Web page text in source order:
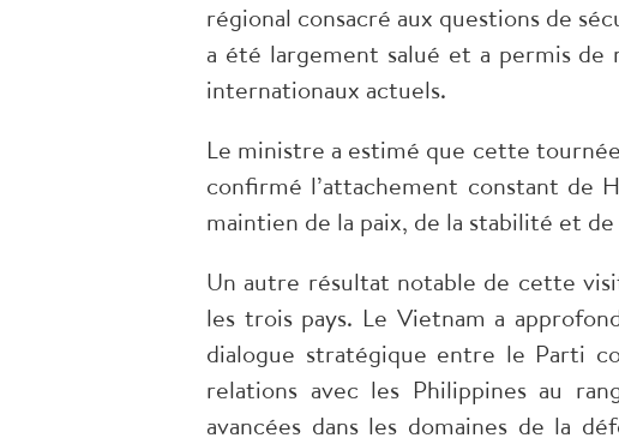
régional consacré aux questions de
a été largement salué et a permis
internationaux actuels.
Le ministre a estimé que cette
confirmé l’attachement constant de
maintien de la paix, de la stabilité et
Un autre résultat notable de cette
les trois pays. Le Vietnam a
dialogue stratégique entre le Parti
relations avec les Philippines au
avancées dans les domaines de la